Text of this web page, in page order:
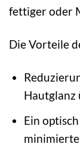
fettiger oder
Die Vorteile
Hautglanz
Ein